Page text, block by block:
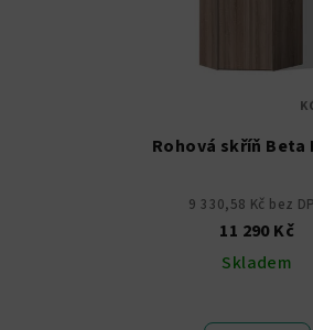
Rohová skříň Beta
9 330,58 Kč bez
11 290 Kč
Skladem